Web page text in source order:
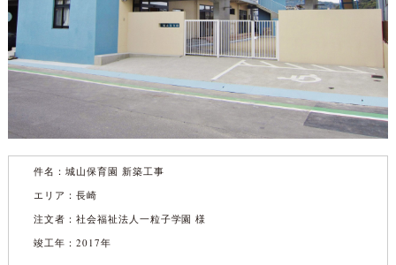
件名：城山保育園 新築工事
エリア：長崎
注文者：社会福祉法人一粒子学園 様
竣工年：2017年